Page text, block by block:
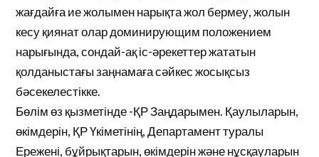
жағдайға ие жолымен нарықта жол бермеу, жолын
кесу қиянат олар доминирующим положением
нарығында, сондай-ақ іс-әрекеттер жататын
қолданыстағы заңнамаға сәйкес жосықсыз
бәсекелестікке.
Бөлім өз қызметінде -ҚР Заңдарымен. Қаулыларын,
өкімдерін, ҚР Үкіметінің, Департамент туралы
Ережені, бұйрықтарын, өкімдерін және нұсқауларын